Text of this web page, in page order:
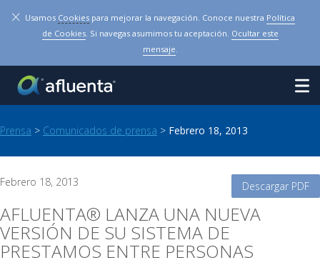
× Usamos Cookies para mejorar la navegación. Conoce nuestra Política
de Cookies. Si navegas asumimos tu aceptación. Ocultar este
mensaje.
Prensa > Comunicados de prensa > Febrero 18, 2013
Febrero 18, 2013 Descargar PDF
AFLUENTA® LANZA UNA NUEVA
VERSIÓN DE SU SISTEMA DE
PRESTAMOS ENTRE PERSONAS